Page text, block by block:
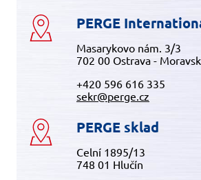
PERGE
Masarykovo nám. 3/3
702 00 Ostrava -
+420 596 616 335
sekr@perge.cz
PERGE sklad
Celní 1895/13
748 01 Hlučín